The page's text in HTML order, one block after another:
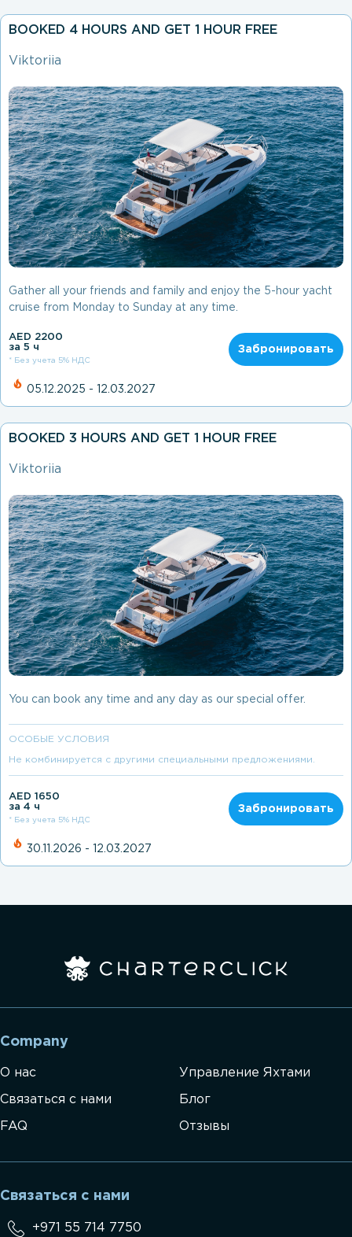
BOOKED 4 HOURS AND GET 1 HOUR FREE
Viktoriia
Gather all your friends and family and enjoy the 5-hour yacht
cruise from Monday to Sunday at any time.
AED 2200
за 5 ч
* Без учета 5% НДС
Забронировать
05.12.2025 - 12.03.2027
BOOKED 3 HOURS AND GET 1 HOUR FREE
Viktoriia
You can book any time and any day as our special offer.
ОСОБЫЕ УСЛОВИЯ
Не комбинируется с другими специальными предложениями.
AED 1650
за 4 ч
* Без учета 5% НДС
Забронировать
30.11.2026 - 12.03.2027
Company
О нас Управление Яхтами
Связаться с нами Блог
FAQ Отзывы
Связаться с нами
+971 55 714 7750